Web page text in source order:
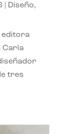
Diseño,
editora
Carla
tres